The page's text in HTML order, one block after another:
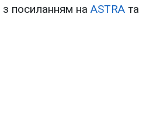
з посиланням на ASTRA та